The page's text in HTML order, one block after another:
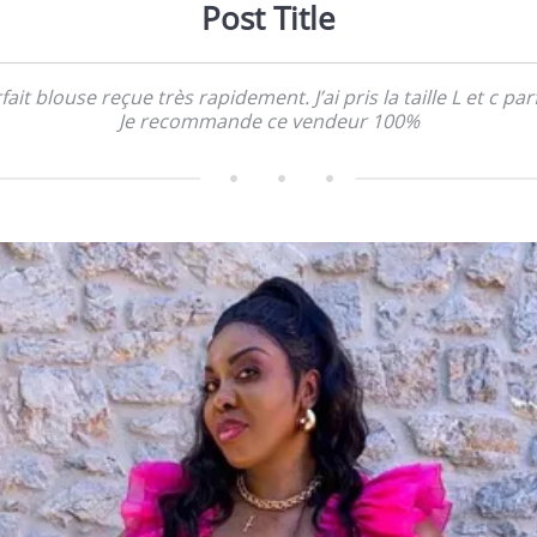
Post Title
blouse reçue très rapidement. J’ai pris la taille L et c
Je recommande ce vendeur 100%